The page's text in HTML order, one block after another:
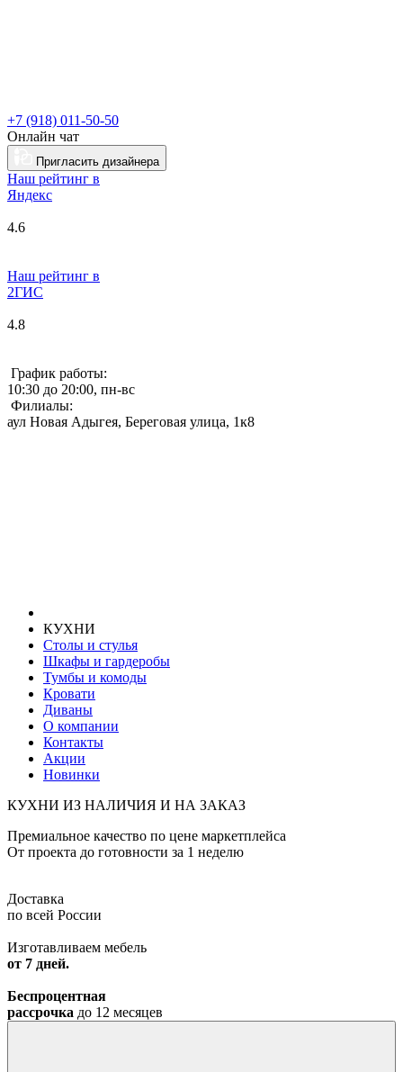
+7 (918) 011-50-50
Онлайн чат
Пригласить дизайнера
Наш рейтинг в
Яндекс
4.6
Наш рейтинг в
2ГИС
4.8
График работы:
10:30 до 20:00, пн-вс
Филиалы:
аул Новая Адыгея, Береговая улица, 1к8
КУХНИ
Столы и стулья
Шкафы и гардеробы
Тумбы и комоды
Кровати
Диваны
О компании
Контакты
Акции
Новинки
КУХНИ ИЗ НАЛИЧИЯ И НА ЗАКАЗ
Премиальное качество по цене маркетплейса
От проекта до готовности за 1 неделю
Доставка
по всей России
Изготавливаем мебель
от 7 дней.
Беспроцентная
рассрочка до 12 месяцев